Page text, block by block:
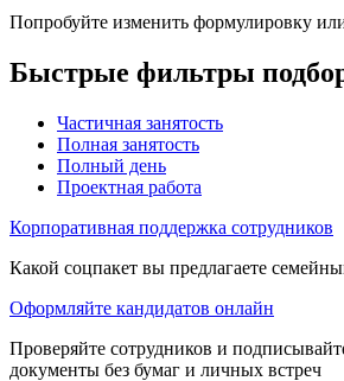
Попробуйте изменить формулировку
Быстрые фильтры
Частичная занятость
Полная занятость
Полный день
Проектная работа
Корпоративная поддержка сотрудников
Какой соцпакет вы предлагаете
Оформляйте кандидатов онлайн
Проверяйте сотрудников и
документы без бумаг и личных встреч